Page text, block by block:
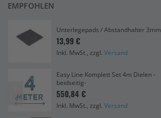
EMPFOHLEN
Unterlegepads / Abstandhalter 3mm
13,99 €
Inkl. MwSt., zzgl. Versand
Easy Line Komplett Set 4m Dielen -
beidseitig-
550,84 €
Inkl. MwSt., zzgl. Versand